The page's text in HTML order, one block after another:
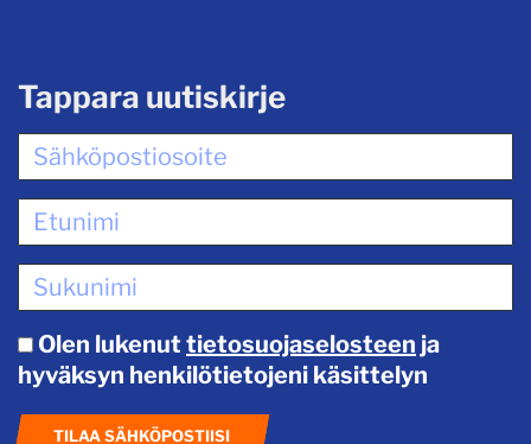
Tappara uutiskirje
Olen lukenut tietosuojaselosteen ja
hyväksyn henkilötietojeni käsittelyn
TILAA SÄHKÖPOSTIISI